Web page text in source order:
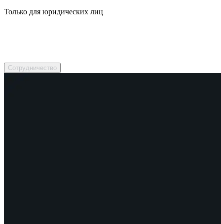
Только для юридических лиц
Сотрудничество